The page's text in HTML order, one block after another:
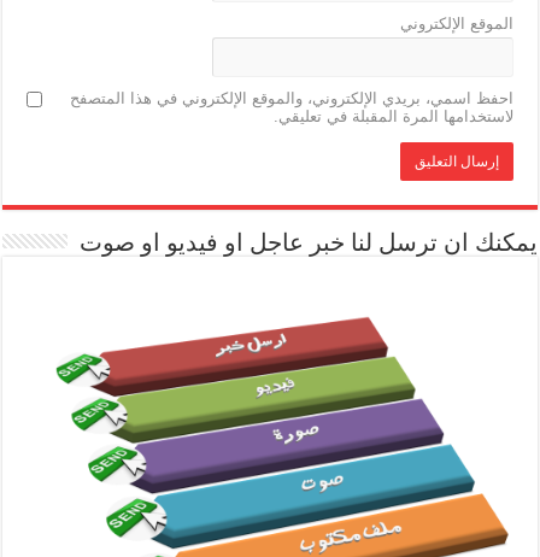
الموقع الإلكتروني
احفظ اسمي، بريدي الإلكتروني، والموقع الإلكتروني في هذا المتصفح
لاستخدامها المرة المقبلة في تعليقي.
يمكنك ان ترسل لنا خبر عاجل او فيديو او صوت